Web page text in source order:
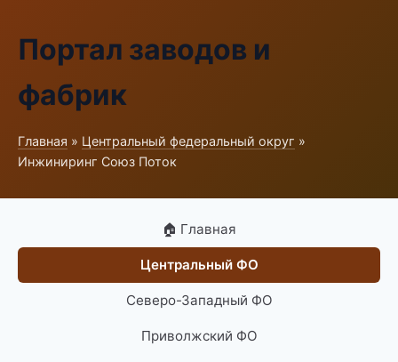
Портал заводов и
фабрик
Главная » Центральный федеральный округ »
Инжиниринг Союз Поток
🏠 Главная
Центральный ФО
Северо-Западный ФО
Приволжский ФО